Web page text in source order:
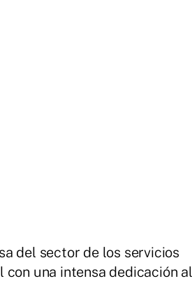
del sector de los servicios
una intensa dedicación al